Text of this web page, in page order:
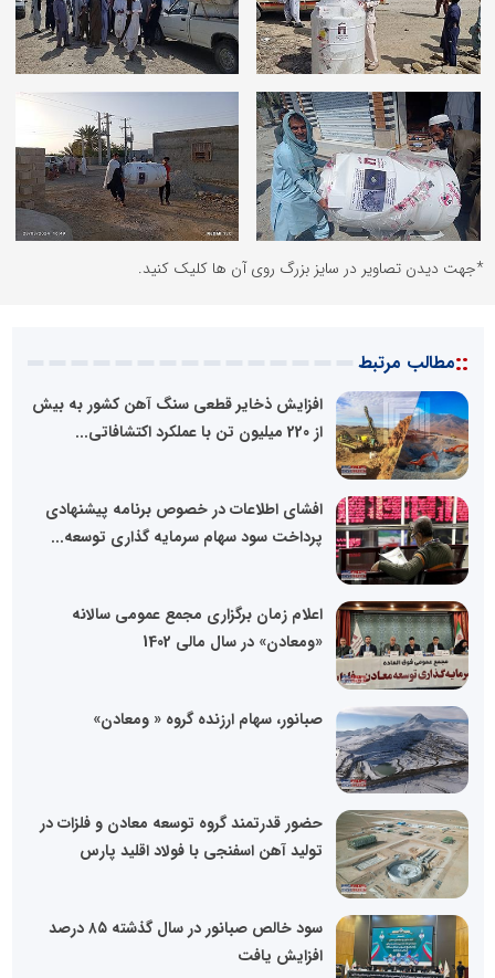
*جهت دیدن تصاویر در سایز بزرگ روی آن ها کلیک کنید.
::مطالب مرتبط
افزایش ذخایر قطعی سنگ آهن کشور به بیش
از 220 میلیون تن با عملکرد اکتشافاتی...
افشای اطلاعات در خصوص برنامه پیشنهادی
پرداخت سود سهام سرمایه گذاری توسعه...
اعلام زمان برگزاری مجمع عمومی سالانه
«ومعادن» در سال مالی 1402
صبانور، سهام ارزنده گروه « ومعادن»
حضور قدرتمند گروه توسعه معادن و فلزات در
تولید آهن اسفنجی با فولاد اقلید پارس
سود خالص صبانور در سال گذشته ۸۵ درصد
افزایش یافت